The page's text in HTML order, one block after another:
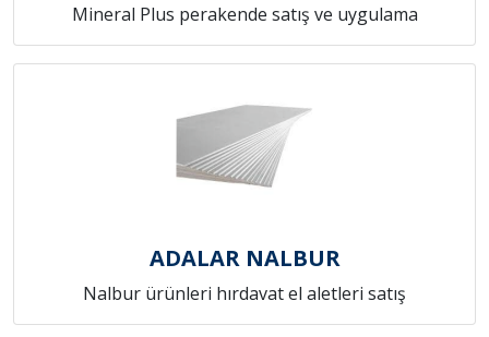
Mineral Plus perakende satış ve uygulama
ADALAR NALBUR
Nalbur ürünleri hırdavat el aletleri satış